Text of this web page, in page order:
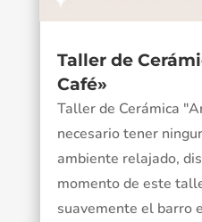
Taller de
Café»
Taller de Cerámica
necesario tener
ambiente relajado,
momento de este
suavemente el barro